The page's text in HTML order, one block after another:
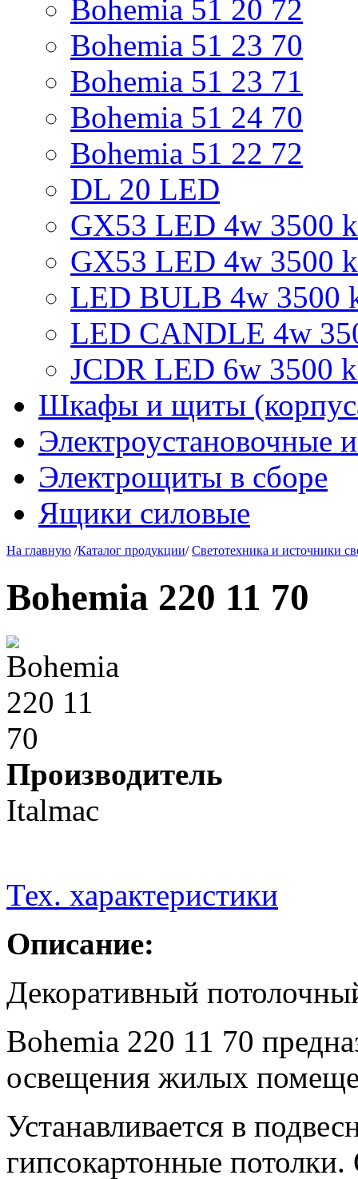
Bohemia 51 20 72
Bohemia 51 23 70
Bohemia 51 23 71
Bohemia 51 24 70
Bohemia 51 22 72
DL 20 LED
GX53 LED 4w 3500
GX53 LED 4w 3500
LED BULB 4w 3500
LED CANDLE 4w
JCDR LED 6w 3500
Шкафы и щиты
Электроустановочные
Электрощиты в сборе
Ящики силовые
На главную /Каталог продукции/Светотехника и источники
Bohemia 220 11 70
Производитель
Italmac
Тех. характеристики
Описание:
Декоративный
Bohemia 220 11 70
освещения жилых
Устанавливается в
гипсокартонные